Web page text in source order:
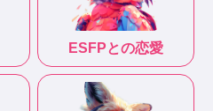
ESFPとの恋愛